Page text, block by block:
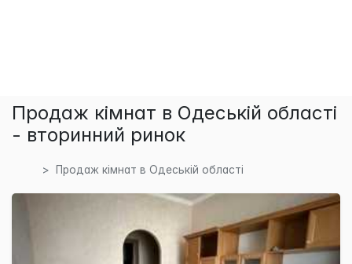
Продаж кімнат в Одеській області
- вторинний ринок
Продаж кімнат в Одеській області